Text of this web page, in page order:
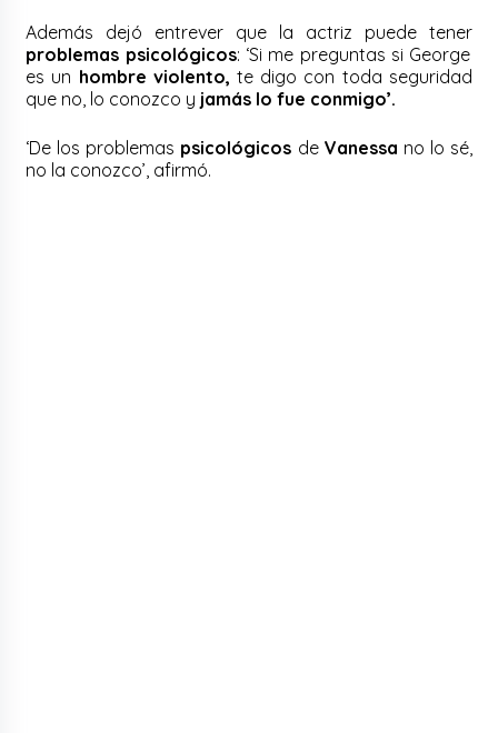
Además dejó entrever que la actriz puede tener
problemas psicológicos: ‘Si me preguntas si George
es un hombre violento, te digo con toda seguridad
que no, lo conozco y jamás lo fue conmigo’.
‘De los problemas psicológicos deVanessa no lo sé,
no la conozco’, afirmó.